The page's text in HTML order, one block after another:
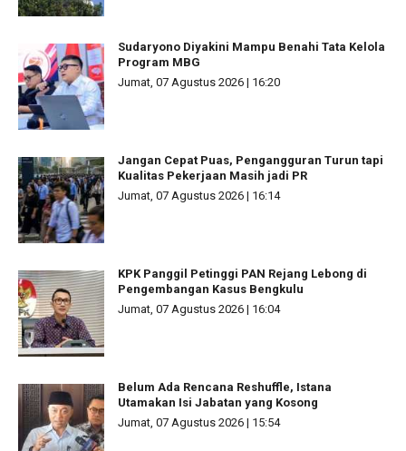
Sudaryono Diyakini Mampu Benahi Tata Kelola
Program MBG
Jumat, 07 Agustus 2026 | 16:20
Jangan Cepat Puas, Pengangguran Turun tapi
Kualitas Pekerjaan Masih jadi PR
Jumat, 07 Agustus 2026 | 16:14
KPK Panggil Petinggi PAN Rejang Lebong di
Pengembangan Kasus Bengkulu
Jumat, 07 Agustus 2026 | 16:04
Belum Ada Rencana Reshuffle, Istana
Utamakan Isi Jabatan yang Kosong
Jumat, 07 Agustus 2026 | 15:54